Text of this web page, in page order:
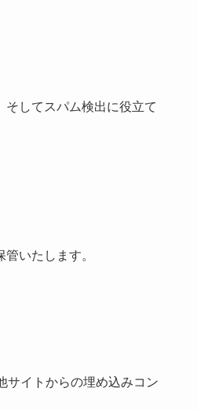
してスパム検出に役立て
いたします。
サイトからの埋め込みコン